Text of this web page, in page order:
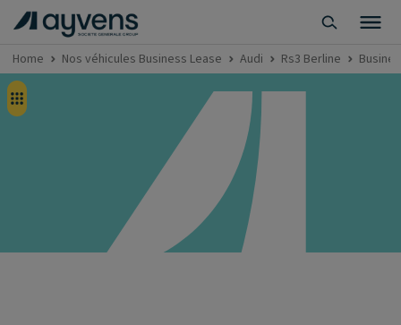
Home Nos véhicules Business Lease Audi Rs3 Berline